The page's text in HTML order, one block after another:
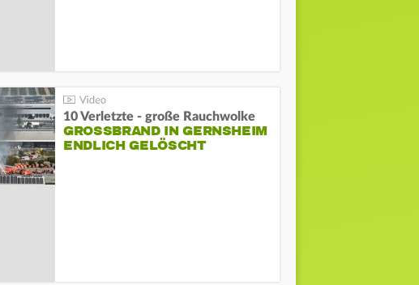
10 Verletzte - große Rauchwolke
GROSSBRAND IN GERNSHEIM E
NDLICH GELÖSCHT